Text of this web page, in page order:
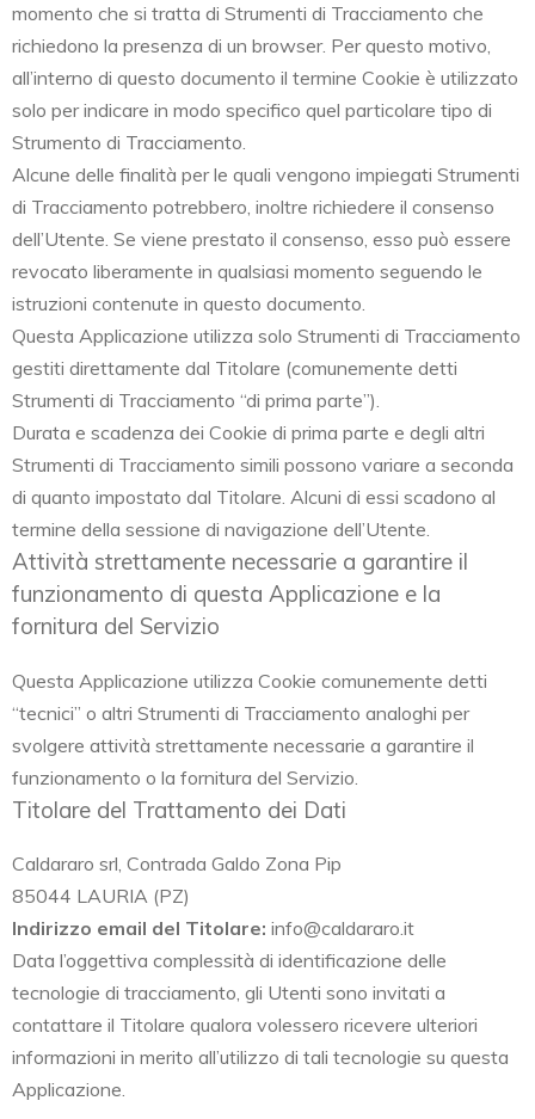
momento che si tratta di Strumenti di Tracciamento che
richiedono la presenza di un browser. Per questo motivo,
all’interno di questo documento il termine Cookie è utilizzato
solo per indicare in modo specifico quel particolare tipo di
Strumento di Tracciamento.
Alcune delle finalità per le quali vengono impiegati Strumenti
di Tracciamento potrebbero, inoltre richiedere il consenso
dell’Utente. Se viene prestato il consenso, esso può essere
revocato liberamente in qualsiasi momento seguendo le
istruzioni contenute in questo documento.
Questa Applicazione utilizza solo Strumenti di Tracciamento
gestiti direttamente dal Titolare (comunemente detti
Strumenti di Tracciamento “di prima parte”).
Durata e scadenza dei Cookie di prima parte e degli altri
Strumenti di Tracciamento simili possono variare a seconda
di quanto impostato dal Titolare. Alcuni di essi scadono al
termine della sessione di navigazione dell’Utente.
Attività strettamente necessarie a garantire il
funzionamento di questa Applicazione e la
fornitura del Servizio
Questa Applicazione utilizza Cookie comunemente detti
“tecnici” o altri Strumenti di Tracciamento analoghi per
svolgere attività strettamente necessarie a garantire il
funzionamento o la fornitura del Servizio.
Titolare del Trattamento dei Dati
Caldararo srl, Contrada Galdo Zona Pip
85044 LAURIA (PZ)
Indirizzo email del Titolare: info@caldararo.it
Data l’oggettiva complessità di identificazione delle
tecnologie di tracciamento, gli Utenti sono invitati a
contattare il Titolare qualora volessero ricevere ulteriori
informazioni in merito all’utilizzo di tali tecnologie su questa
Applicazione.